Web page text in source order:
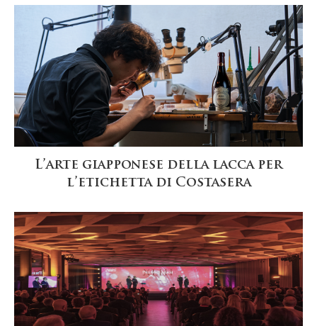
L’arte giapponese della lacca per
l’etichetta di Costasera